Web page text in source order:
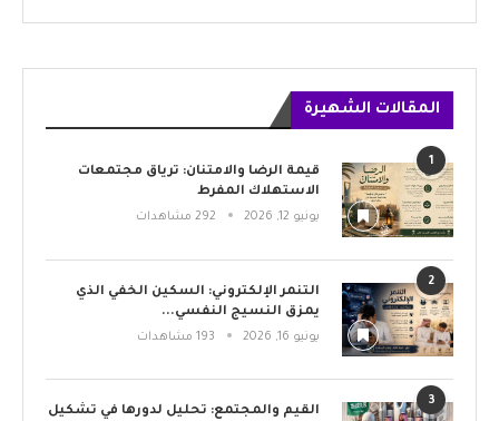
المقالات الشهيرة
1
قيمة الرضا والامتنان: ترياق مجتمعات
الاستهلاك المفرط
يونيو 12, 2026 292 مشاهدات
2
التنمر الإلكتروني: السكين الخفي الذي
يمزق النسيج النفسي...
يونيو 16, 2026 193 مشاهدات
3
القيم والمجتمع: تحليل لدورها في تشكيل